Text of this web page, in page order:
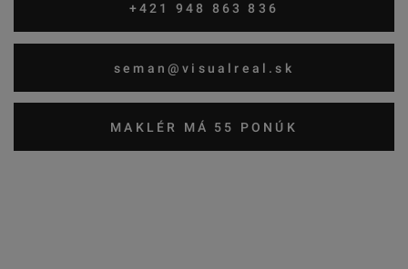
+421 948 863 836
seman@visualreal.sk
MAKLÉR MÁ 55 PONÚK